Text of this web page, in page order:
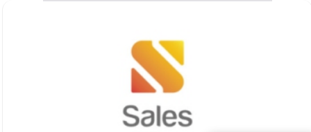
VER INMUEBLE